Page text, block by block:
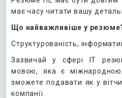
має часу читати вашу
Що найважливіше у
Структурованість,
Зазвичай у сфері ІТ
мовою, яка є
зможете подавати як у
компанії.